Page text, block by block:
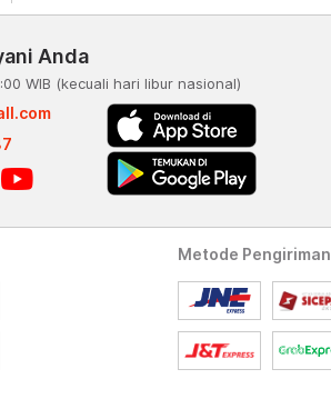
Anda
WIB (kecuali hari libur nasional)
Metode Pengiriman